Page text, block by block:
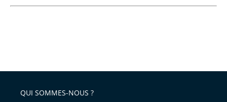
QUI SOMMES-NOUS ?